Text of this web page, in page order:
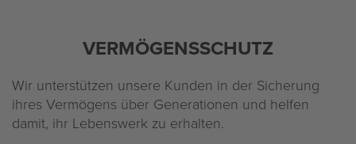
VER­MÖ­GENS­SCHUTZ
Wir un­ter­stüt­zen un­se­re Kun­den in der Si­che­rung
ihres Ver­mö­gens über Ge­ne­ra­tio­nen und hel­fen
damit, ihr Le­bens­werk zu er­hal­ten.